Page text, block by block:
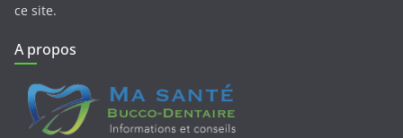
ce site.
A propos